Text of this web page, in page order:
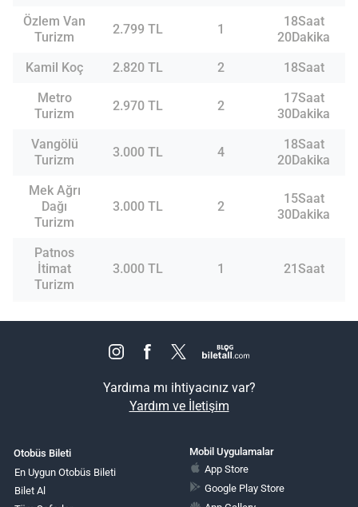
Özlem Van
Turizm
2.799 TL 1
18Saat
20Dakika
Kamil Koç
2.820 TL 2
18Saat
Metro
Turizm
2.970 TL 2
17Saat
30Dakika
Vangölü
Turizm
3.000 TL 4
18Saat
20Dakika
Mek Ağrı
Dağı
Turizm
3.000 TL 2
15Saat
30Dakika
Patnos
İtimat
Turizm
3.000 TL 1 21Saat
Yardıma mı ihtiyacınız var?
Yardım ve İletişim
Otobüs Bileti
En Uygun Otobüs Bileti
Bilet Al
Mobil Uygulamalar
App Store
Google Play Store